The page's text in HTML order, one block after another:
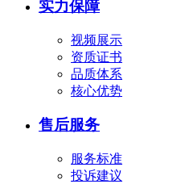
实力保障
视频展示
资质证书
品质体系
核心优势
售后服务
服务标准
投诉建议